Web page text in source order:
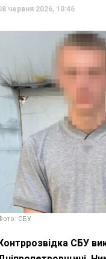
червня 2026, 10:46
СБУ
Контррозвідка СБУ